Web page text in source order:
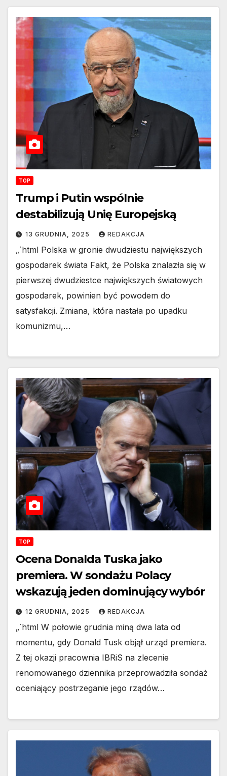
musisz przepracować, by cieszyć się
świętami? 6. Jak wiele pracy
kosztują święta? Przegląd
wydatków i zarobków Daj znać, jeśli
chcesz wersję pasującą do
konkretnego stylu lub długości
tytułu!
TOP
Trump i Putin wspólnie
destabilizują Unię Europejską
13 GRUDNIA, 2025 REDAKCJA
„`html Polska w gronie dwudziestu największych
gospodarek świata Fakt, że Polska znalazła się w
pierwszej dwudziestce największych światowych
gospodarek, powinien być powodem do
satysfakcji. Zmiana, która nastała po upadku
komunizmu,…
TOP
Ocena Donalda Tuska jako
premiera. W sondażu Polacy
wskazują jeden dominujący wybór
12 GRUDNIA, 2025 REDAKCJA
„`html W połowie grudnia miną dwa lata od
momentu, gdy Donald Tusk objął urząd premiera.
Z tej okazji pracownia IBRiS na zlecenie
renomowanego dziennika przeprowadziła sondaż
oceniający postrzeganie jego rządów…